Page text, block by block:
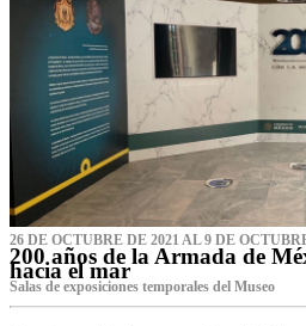
26 DE OCTUBRE DE 2021 AL 9 DE
200 años de la Armada de
hacia el mar
Salas de exposiciones temporales del Museo‌